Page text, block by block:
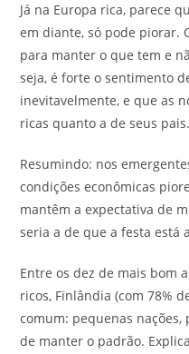
Já na Europa rica, parece
em diante, só pode piorar.
para manter o que tem e
seja, é forte o sentimento
inevitavelmente, e que as
ricas quanto a de seus pais.
Resumindo: nos
condições econômicas
mantêm a expectativa de
seria a de que a festa está
Entre os dez de mais bom
ricos, Finlândia (com 78%
comum: pequenas
de manter o padrão.